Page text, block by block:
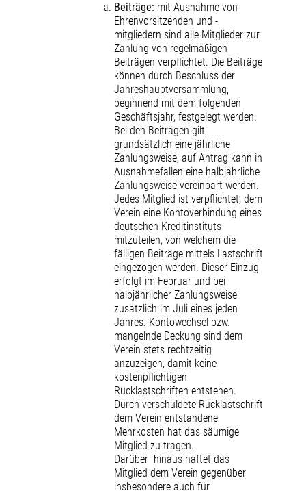
Beiträge: mit Ausnahme von
Ehrenvorsitzenden und -
mitgliedern sind alle Mitglieder zur
Zahlung von regelmäßigen
Beiträgen verpflichtet. Die Beiträge
können durch Beschluss der
Jahreshauptversammlung,
beginnend mit dem folgenden
Geschäftsjahr, festgelegt werden.
Bei den Beiträgen gilt
grundsätzlich eine jährliche
Zahlungsweise, auf Antrag kann in
Ausnahmefällen eine halbjährliche
Zahlungsweise vereinbart werden.
Jedes Mitglied ist verpflichtet, dem
Verein eine Kontoverbindung eines
deutschen Kreditinstituts
mitzuteilen, von welchem die
fälligen Beiträge mittels Lastschrift
eingezogen werden. Dieser Einzug
erfolgt im Februar und bei
halbjährlicher Zahlungsweise
zusätzlich im Juli eines jeden
Jahres. Kontowechsel bzw.
mangelnde Deckung sind dem
Verein stets rechtzeitig
anzuzeigen, damit keine
kostenpflichtigen
Rücklastschriften entstehen.
Durch verschuldete Rücklastschrift
dem Verein entstandene
Mehrkosten hat das säumige
Mitglied zu tragen.
Darüber hinaus haftet das
Mitglied dem Verein gegenüber
insbesondere auch für